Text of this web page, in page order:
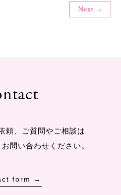
Next →
頼、ご質問やご相談は
問い合わせください。
form →